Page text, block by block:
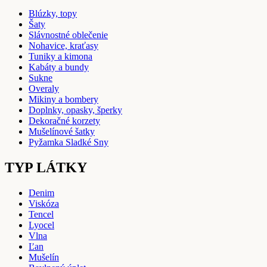
Blúzky, topy
Šaty
Slávnostné oblečenie
Nohavice, kraťasy
Tuniky a kimona
Kabáty a bundy
Sukne
Overaly
Mikiny a bombery
Doplnky, opasky, šperky
Dekoračné korzety
Mušelínové šatky
Pyžamka Sladké Sny
TYP LÁTKY
Denim
Viskóza
Tencel
Lyocel
Vlna
Ľan
Mušelín